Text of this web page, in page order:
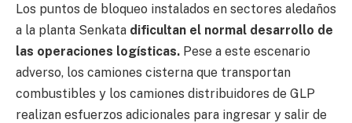
Los puntos de bloqueo instalados en sectores aledaños
a la planta Senkata dificultan el normal desarrollo de
las operaciones logísticas. Pese a este escenario
adverso, los camiones cisterna que transportan
combustibles y los camiones distribuidores de GLP
realizan esfuerzos adicionales para ingresar y salir de